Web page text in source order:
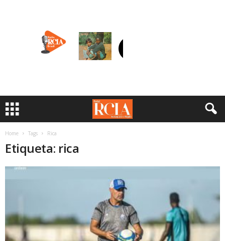
Home Tags Rica
Etiqueta: rica